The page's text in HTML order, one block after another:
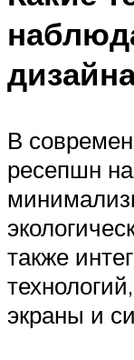
В
ресепшн
также
экраны и